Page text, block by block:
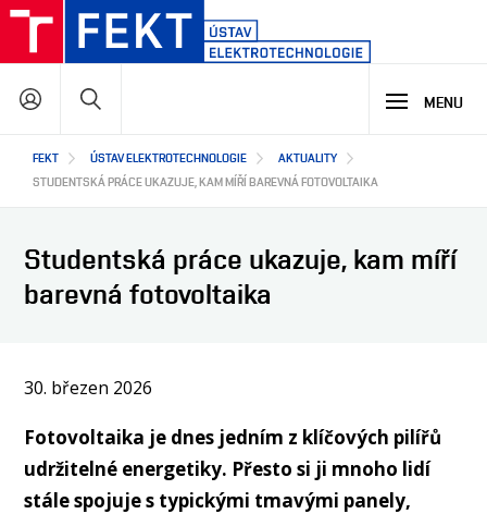
Přejít
hlavnímu
obsahu
Hlavní
navigace
STUDIUM
NABÍDKA STUDIJNÍCH PROGRAMŮ
JAK S NÁMI SPOLUPRACOVAT
O NÁS
O ÚSTAVU
OSOBY
EN
MENU
FEKT ÚSTAV ELEKTROTECHNOLOGIE
AKTUALITY
STUDENTSKÁ PRÁCE UKAZUJE, KAM MÍŘÍ BAREVNÁ FOTOVOLTAIKA
Studentská práce ukazuje, kam míří
barevná fotovoltaika
30. březen 2026
Fotovoltaika je dnes jedním z klíčových pilířů
udržitelné energetiky. Přesto si ji mnoho lidí
stále spojuje s typickými tmavými panely,